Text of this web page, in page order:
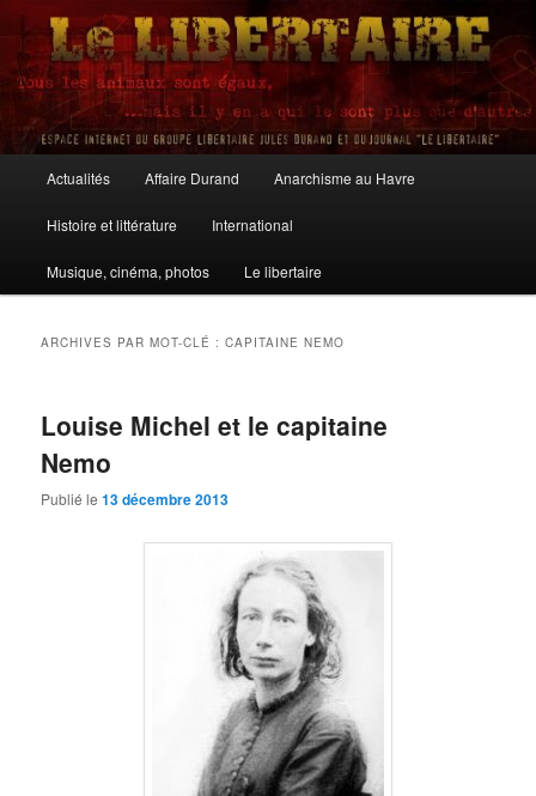
Aller
contenu
principal
Aller
contenu
secondaire
Le Libertaire
principal
Actualités Affaire Durand Anarchisme au Havre
Histoire et littérature International
Musique, cinéma, photos Le libertaire
ARCHIVES PAR MOT-CLÉ :CAPITAINE NEMO
Louise Michel et le capitaine
Nemo
Publié le13 décembre 2013